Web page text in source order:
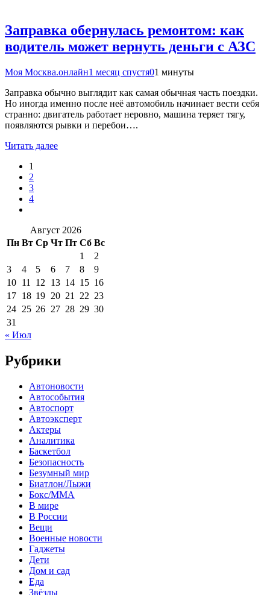
Заправка обернулась ремонтом: как
водитель может вернуть деньги с АЗС
Моя Москва.онлайн1 месяц спустя01 минуты
Заправка обычно выглядит как самая обычная часть поездки.
Но иногда именно после неё автомобиль начинает вести себя
странно: двигатель работает неровно, машина теряет тягу,
появляются рывки и перебои….
Читать далее
1
2
3
4
Август 2026
Пн Вт Ср Чт Пт Сб Вс
1
2
3
4 5 6 7 8
9
10 11 12 13 14 15 16
17 18 19 20 21 22 23
24 25 26 27 28 29 30
31
« Июл
Рубрики
Автоновости
Автособытия
Автоспорт
Автоэксперт
Актеры
Аналитика
Баскетбол
Безопасность
Безумный мир
Биатлон/Лыжи
Бокс/MMA
В мире
В России
Вещи
Военные новости
Гаджеты
Дети
Дом и сад
Еда
Звёзды